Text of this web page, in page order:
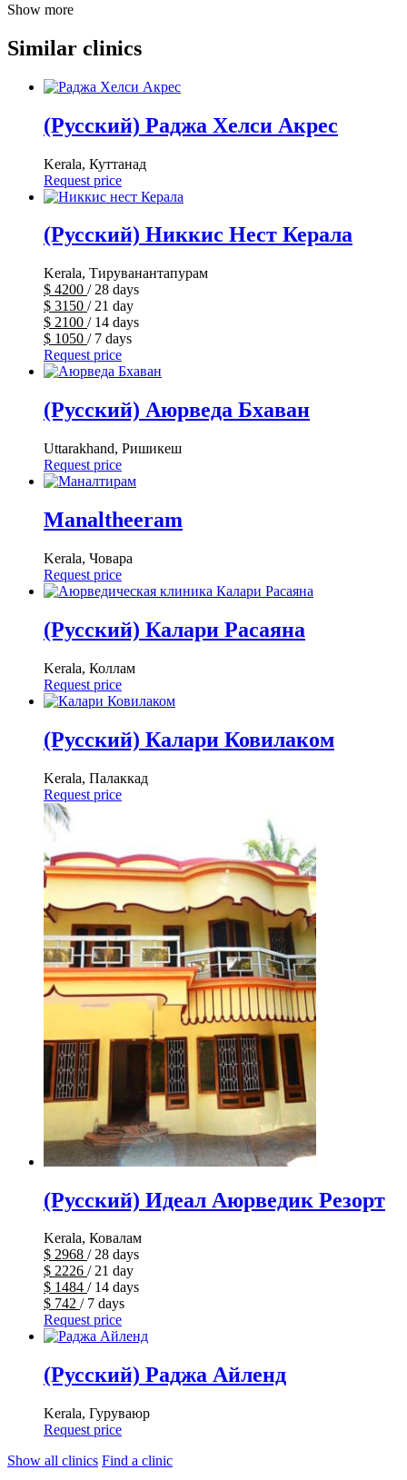
Show more
Similar clinics
(Русский) Раджа Хелси Акрес
Kerala, Куттанад
Request price
(Русский) Никкис Нест Керала
Kerala, Тируванантапурам
$ 4200 / 28 days
$ 3150 / 21 day
$ 2100 / 14 days
$ 1050 / 7 days
Request price
(Русский) Аюрведа Бхаван
Uttarakhand, Ришикеш
Request price
Manaltheeram
Kerala, Човара
Request price
(Русский) Калари Расаяна
Kerala, Коллам
Request price
(Русский) Калари Ковилаком
Kerala, Палаккад
Request price
(Русский) Идеал Аюрведик Резорт
Kerala, Ковалам
$ 2968 / 28 days
$ 2226 / 21 day
$ 1484 / 14 days
$ 742 / 7 days
Request price
(Русский) Раджа Айленд
Kerala, Гуруваюр
Request price
Show all clinics Find a clinic